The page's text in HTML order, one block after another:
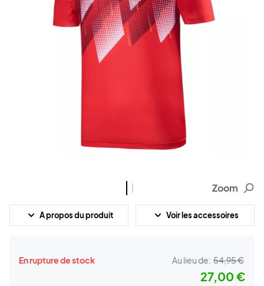
Zoom
A propos du produit Voir les accessoires
En rupture de stock Au lieu de: 54,95 €
27,00 €